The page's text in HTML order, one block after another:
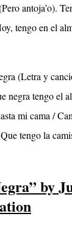
antoja’o).
tengo en el
(Letra y
negra tengo el
mi cama /
tengo la
by